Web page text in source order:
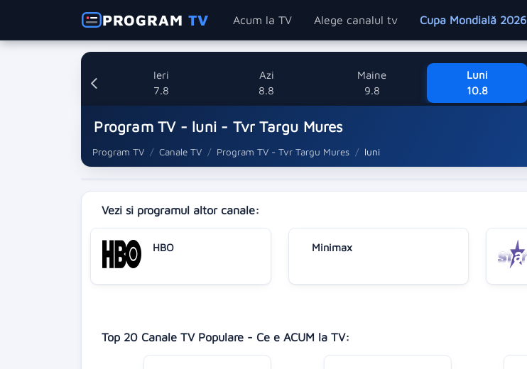
PROGRAMTV Acum la TV Alege canalul tv Cupa Mondială 2026
Ieri
7.8
Azi
8.8
Maine
9.8
Luni
10.8
Program TV - luni - Tvr Targu Mures
Program TV Canale TV Program TV - Tvr Targu Mures luni
Vezi si programul altor canale:
HBO Minimax
Top 20 Canale TV Populare - Ce e ACUM la TV: